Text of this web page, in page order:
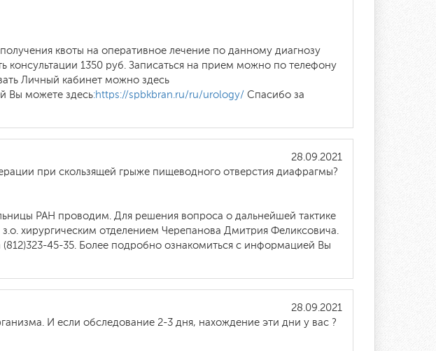
квоты на оперативное лечение по данному диагнозу
1350 руб. Записаться на прием можно по телефону
Личный кабинет можно здесь
Вы можете здесь:https://spbkbran.ru/ru/urology/ Спасибо за
28.09.2021
при скользящей грыже пищеводного отверстия диафрагмы?
РАН проводим. Для решения вопроса о дальнейшей тактике
хирургическим отделением Черепанова Дмитрия Феликсовича.
45-35. Более подробно ознакомиться с информацией Вы
28.09.2021
И если обследование 2-3 дня, нахождение эти дни у вас ?